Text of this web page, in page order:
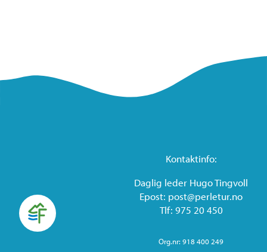
Kontaktinfo:
Daglig leder Hugo Tingvoll
Epost: post@perletur.no
Tlf: 975 20 450
Org.nr: 918 400 249